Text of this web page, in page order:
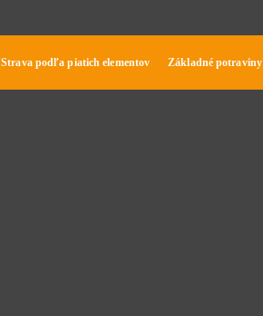
Strava podľa piatich elementov Základné potraviny